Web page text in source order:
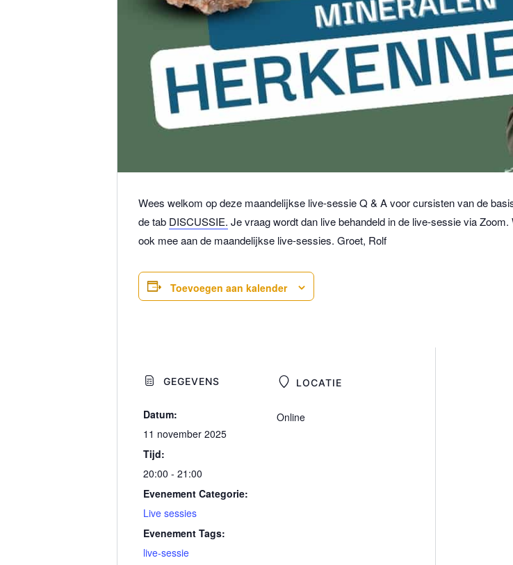
Wees welkom op deze maandelijkse live-sessie Q & A voor cursisten van de
de tab DISCUSSIE. Je vraag wordt dan live behandeld in de live-sessie via
ook mee aan de maandelijkse live-sessies. Groet, Rolf
Toevoegen aan kalender
GEGEVENS
Datum:
11 november 2025
Tijd:
20:00 - 21:00
Evenement Categorie:
Live sessies
Evenement Tags:
live-sessie
LOCATIE
Online